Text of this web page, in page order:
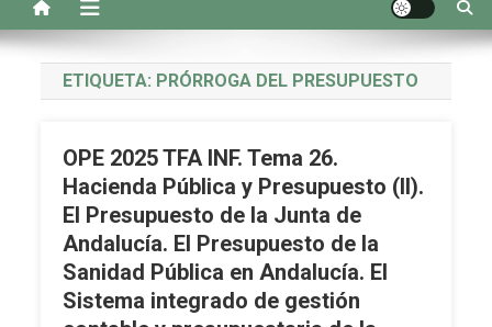
ETIQUETA: PRÓRROGA DEL PRESUPUESTO
OPE 2025 TFA INF. Tema 26.
Hacienda Pública y Presupuesto (II).
El Presupuesto de la Junta de
Andalucía. El Presupuesto de la
Sanidad Pública en Andalucía. El
Sistema integrado de gestión